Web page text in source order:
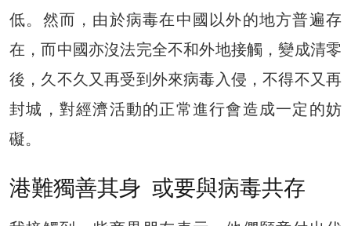
低。然而，由於病毒在中國以外的地方普遍存
在，而中國亦沒法完全不和外地接觸，變成清零
後，久不久又再受到外來病毒入侵，不得不又再
封城，對經濟活動的正常進行會造成一定的妨
礙。
港難獨善其身 或要與病毒共存